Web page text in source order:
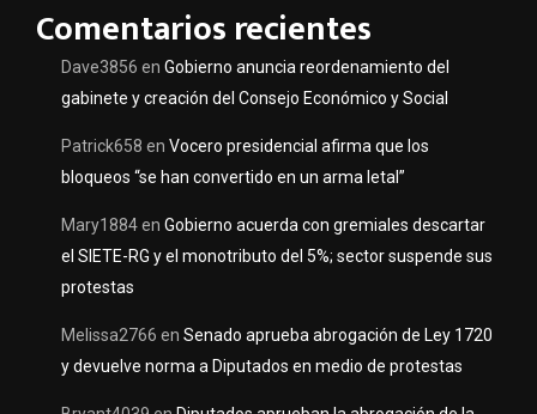
Comentarios recientes
Dave3856 en Gobierno anuncia reordenamiento del
gabinete y creación del Consejo Económico y Social
Patrick658 en Vocero presidencial afirma que los
bloqueos “se han convertido en un arma letal”
Mary1884en Gobierno acuerda con gremiales descartar
el SIETE-RG y el monotributo del 5%; sector suspende sus
protestas
Melissa2766 en Senado aprueba abrogación de Ley 1720
y devuelve norma a Diputados en medio de protestas